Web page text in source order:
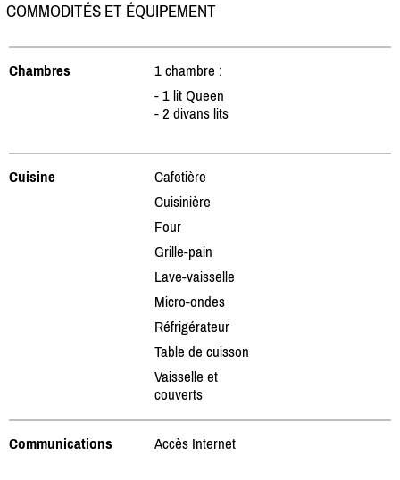
COMMODITÉS ET ÉQUIPEMENT
Chambres
1 chambre :
- 1 lit Queen
- 2 divans lits
Cuisine
Cafetière
Cuisinière
Four
Grille-pain
Lave-vaisselle
Micro-ondes
Réfrigérateur
Table de cuisson
Vaisselle et
couverts
Communications Accès Internet